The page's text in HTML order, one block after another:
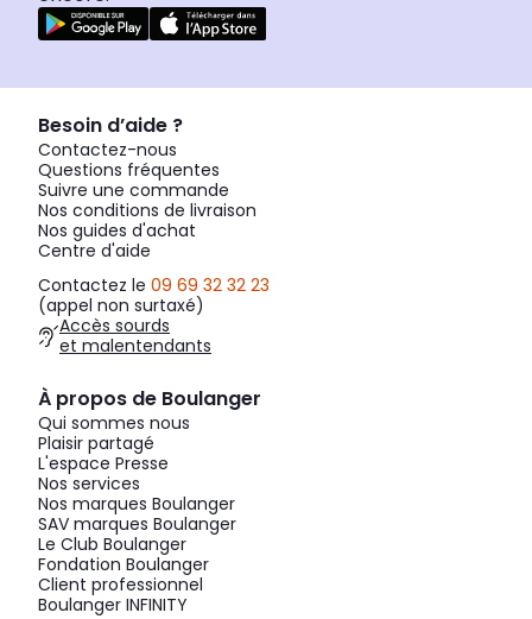
Besoin d’aide ?
Contactez-nous
Questions fréquentes
Suivre une commande
Nos conditions de livraison
Nos guides d'achat
Centre d'aide
Contactez le 09 69 32 32 23
(appel non surtaxé)
Accès sourds
et malentendants
À propos de Boulanger
Qui sommes nous
Plaisir partagé
L'espace Presse
Nos services
Nos marques Boulanger
SAV marques Boulanger
Le Club Boulanger
Fondation Boulanger
Client professionnel
Boulanger INFINITY